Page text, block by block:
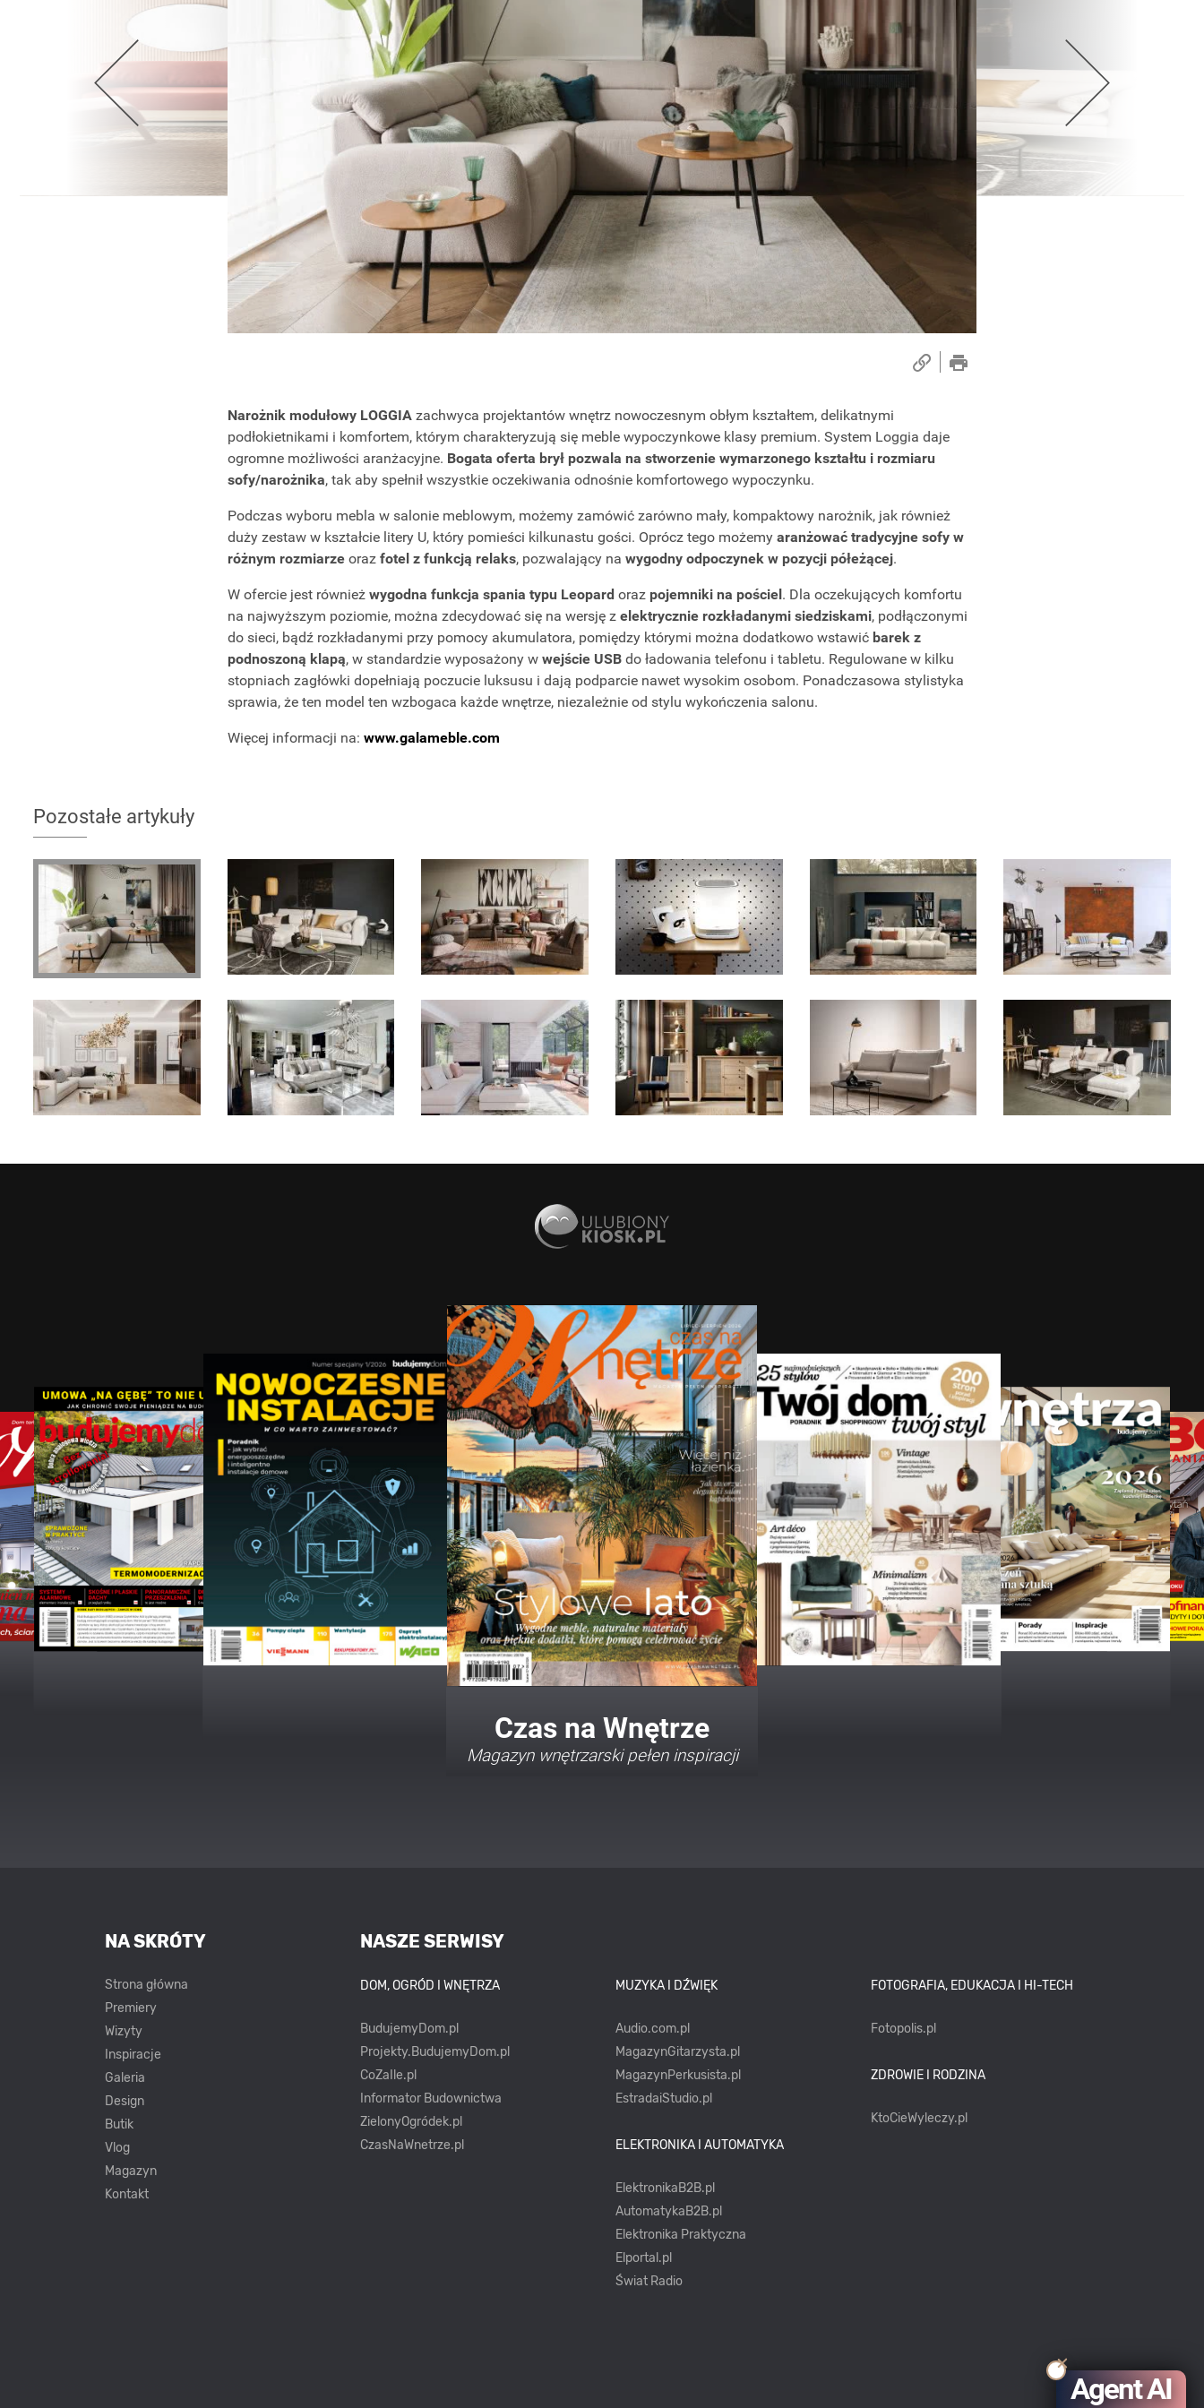
Narożnik modułowy LOGGIAzachwyca projektantów wnętrz nowoczesnym obłym kształtem, delikatnymi
podłokietnikami i komfortem, którym charakteryzują się meble wypoczynkowe klasy premium. System Loggia daje
ogromne możliwości aranżacyjne. Bogata oferta brył pozwala na stworzenie wymarzonego kształtu i rozmiaru
sofy/narożnika, tak aby spełnił wszystkie oczekiwania odnośnie komfortowego wypoczynku.
Podczas wyboru mebla w salonie meblowym, możemy zamówić zarówno mały, kompaktowy narożnik, jak również
duży zestaw w kształcie litery U, który pomieści kilkunastu gości. Oprócz tego możemy aranżować tradycyjne sofy w
różnym rozmiarzeoraz fotel z funkcją relaks, pozwalający na wygodny odpoczynek w pozycji półeżącej.
W ofercie jest również wygodna funkcja spania typu Leopardoraz pojemniki na pościel. Dla oczekujących komfortu
na najwyższym poziomie, można zdecydować się na wersję z elektrycznie rozkładanymi siedziskami, podłączonymi
do sieci, bądź rozkładanymi przy pomocy akumulatora, pomiędzy którymi można dodatkowo wstawić barek z
podnoszoną klapą, w standardzie wyposażony w wejście USBdo ładowania telefonu i tabletu. Regulowane w kilku
stopniach zagłówki dopełniają poczucie luksusu i dają podparcie nawet wysokim osobom. Ponadczasowa stylistyka
sprawia, że ten model ten wzbogaca każde wnętrze, niezależnie od stylu wykończenia salonu.
Więcej informacji na: www.galameble.com
Pozostałe artykuły
Twój Dom Twój Styl
Porady i inspiracje w najmodniejszych
NASZE SERWISY
DOM, OGRÓD I WNĘTRZA
BudujemyDom.pl
Projekty.BudujemyDom.pl
CoZaIle.pl
Informator Budownictwa
ZielonyOgródek.pl
CzasNaWnetrze.pl
MUZYKA I DŹWIĘK
Audio.com.pl
MagazynGitarzysta.pl
MagazynPerkusista.pl
EstradaiStudio.pl
ELEKTRONIKA I AUTOMATYKA
ElektronikaB2B.pl
AutomatykaB2B.pl
Elektronika Praktyczna
Elportal.pl
Świat Radio
FOTOGRAFIA, EDUKACJA I HI-TECH
Fotopolis.pl
ZDROWIE I RODZINA
KtoCieWyleczy.pl
NA SKRÓTY
Strona główna
Premiery
Wizyty
Inspiracje
Galeria
Design
Butik
Vlog
Magazyn
Kontakt
Agent AI